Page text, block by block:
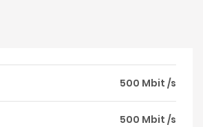
500 Mbit /s
500 Mbit /s